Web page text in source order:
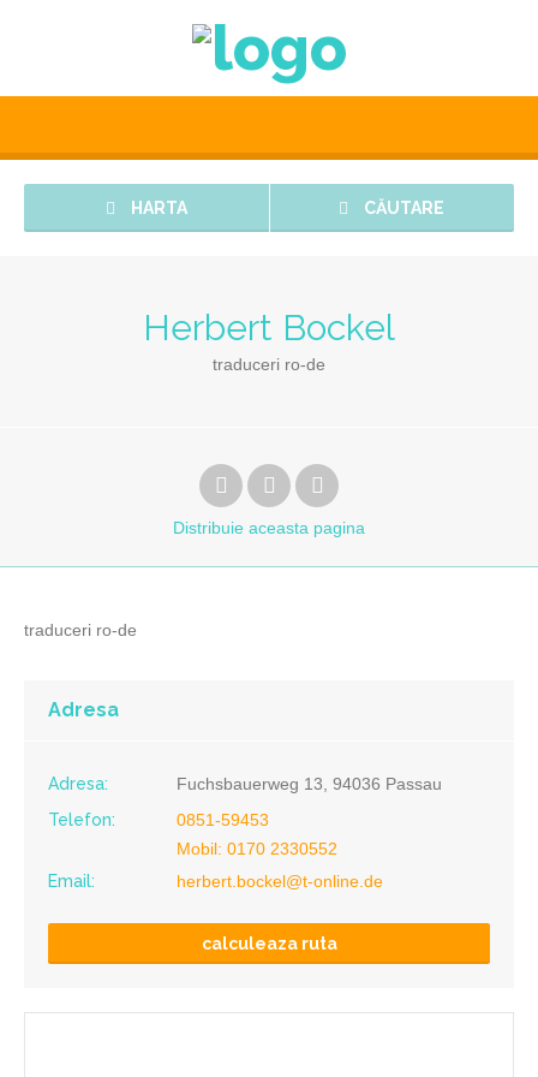
HARTA CĂUTARE
Herbert Bockel
traduceri ro-de
Distribuie aceasta pagina
traduceri ro-de
Adresa
Adresa:
Fuchsbauerweg 13, 94036 Passau
Telefon:
0851-59453
Mobil: 0170 2330552
Email:
herbert.bockel@t-online.de
calculeaza ruta